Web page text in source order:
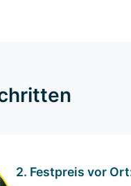
2. Festpreis vor